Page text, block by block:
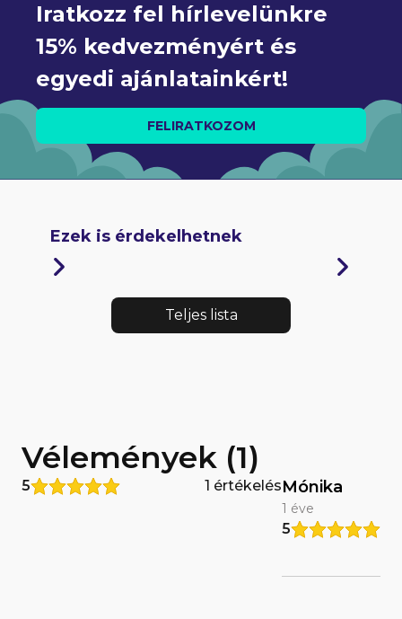
Iratkozz fel hírlevelünkre
15% kedvezményért és
egyedi ajánlatainkért!
FELIRATKOZOM
Ezek is érdekelhetnek
Teljes lista
Vélemények (1)
5 1 értékelésMónika
1 éve
5